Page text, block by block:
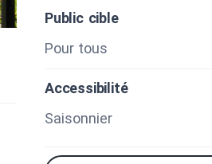
Public cible
Pour tous
Accessibilité
Saisonnier